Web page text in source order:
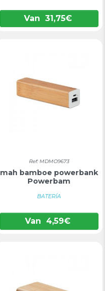
Van 31,75€
Ref: MDMO9673
mah bamboe powerbank
Powerbam
BATERÍA
Van 4,59€